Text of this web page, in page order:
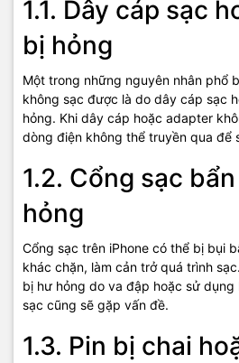
1.1. Dây cáp sạc
bị hỏng
Một trong những nguyên nhân phổ
không sạc được là do dây cáp sạc
hỏng. Khi dây cáp hoặc adapter
dòng điện không thể truyền qua để
1.2. Cổng sạc
hỏng
Cổng sạc trên iPhone có thể bị bụi
khác chặn, làm cản trở quá trình
bị hư hỏng do va đập hoặc sử
sạc cũng sẽ gặp vấn đề.
1.3. Pin bị chai